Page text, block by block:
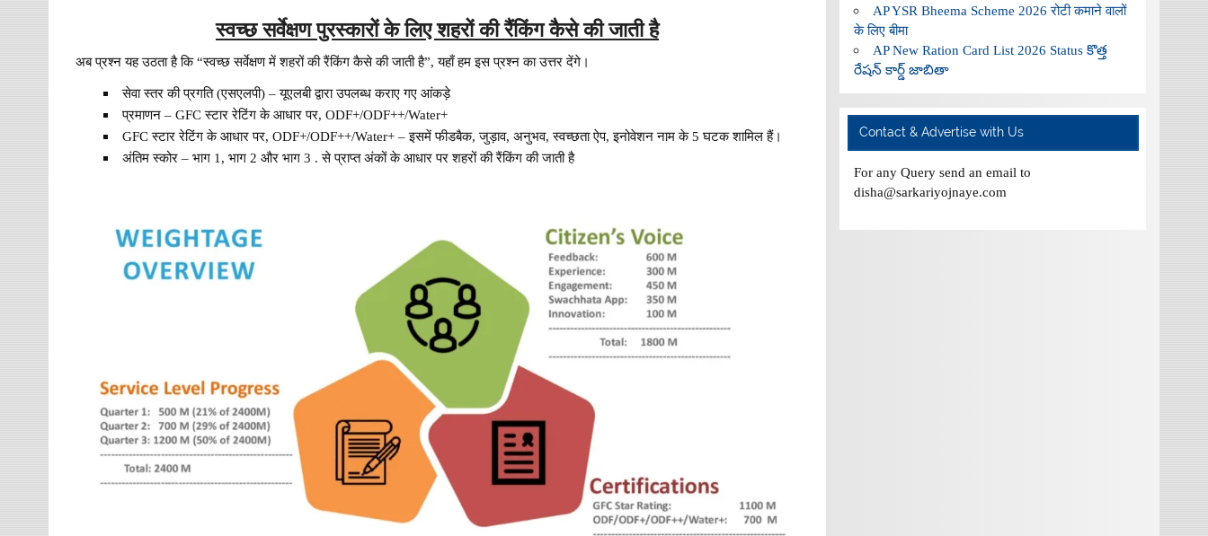
स्वच्छ सर्वेक्षण पुरस्कारों के लिए शहरों की रैंकिंग कैसे की जाती है
अब प्रश्न यह उठता है कि “स्वच्छ सर्वेक्षण में शहरों की रैंकिंग कैसे की जाती है”, यहाँ हम इस प्रश्न का उत्तर देंगे।
सेवा स्तर की प्रगति (एसएलपी) – यूएलबी द्वारा उपलब्ध कराए गए आंकड़े
प्रमाणन – GFC स्टार रेटिंग के आधार पर, ODF+/ODF++/Water+
GFC स्टार रेटिंग के आधार पर, ODF+/ODF++/Water+ – इसमें फीडबैक, जुड़ाव, अनुभव, स्वच्छता ऐप, इनोवेशन नाम के 5 घटक शामिल हैं।
अंतिम स्कोर – भाग 1, भाग 2 और भाग 3 . से प्राप्त अंकों के आधार पर शहरों की रैंकिंग की जाती है
AP YSR Bheema Scheme 2026 रोटी कमाने वालों
के लिए बीमा
AP New Ration Card List 2026 Status కొత్త
రేషన్ కార్డ్ జాబితా
Contact & Advertise with Us
For any Query send an email to
disha@sarkariyojnaye.com